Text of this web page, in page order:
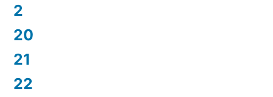
2
20
21
22